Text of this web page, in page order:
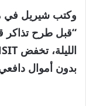
وكتب شيريل في
بدون أموال